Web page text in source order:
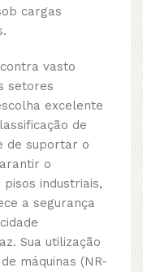
cargas
vasto
setores
excelente
de
de suportar o
o
industriais,
a segurança
Sua utilização
máquinas (NR-